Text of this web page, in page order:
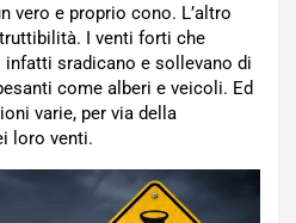
vero e proprio cono. L’altro
I venti forti che
sradicano e sollevano di
come alberi e veicoli. Ed
varie, per via della
loro venti.